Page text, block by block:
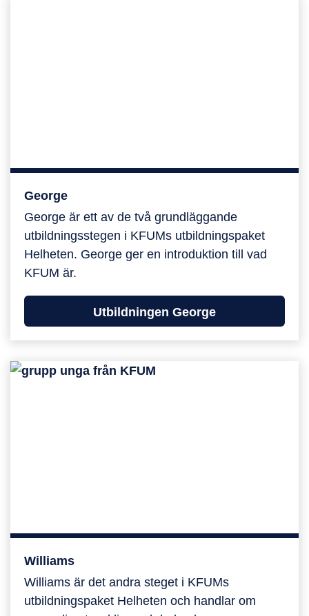
George
George
George är ett av de två grundläggande
utbildningsstegen i KFUMs utbildningspaket
Helheten. George ger en introduktion till vad
KFUM är.
Utbildningen George
Williams
Williams
Williams är det andra steget i KFUMs
utbildningspaket Helheten och handlar om